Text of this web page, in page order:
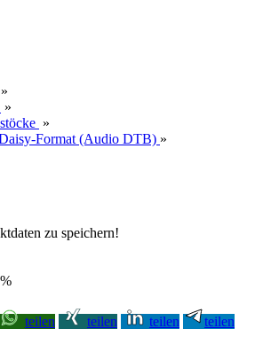
»
»
»
Format (Audio DTB) »
zu speichern!
teilen teilen teilen
teilen